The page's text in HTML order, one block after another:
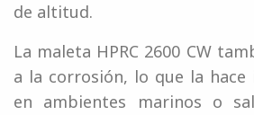
de altitud.
La maleta HPRC 2600 CW
a la corrosión, lo que la hace
en ambientes marinos o